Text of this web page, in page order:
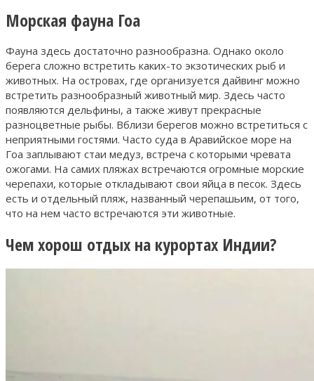
Морская фауна Гоа
Фауна здесь достаточно разнообразна. Однако около
берега сложно встретить каких-то экзотических рыб и
животных. На островах, где организуется дайвинг можно
встретить разнообразный животный мир. Здесь часто
появляются дельфины, а также живут прекрасные
разноцветные рыбы. Вблизи берегов можно встретиться с
неприятными гостями. Часто суда в Аравийское море на
Гоа заплывают стаи медуз, встреча с которыми чревата
ожогами. На самих пляжах встречаются огромные морские
черепахи, которые откладывают свои яйца в песок. Здесь
есть и отдельный пляж, названный черепашьим, от того,
что на нем часто встречаются эти животные.
Чем хорош отдых на курортах Индии?